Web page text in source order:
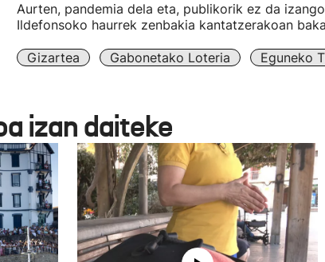
Aurten, pandemia dela eta, publikorik ez da
Ildefonsoko haurrek zenbakia kantatzerakoan
Gizartea Gabonetako Loteria Eguneko
izan daiteke